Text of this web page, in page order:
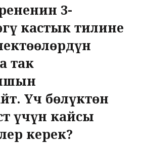
3-
кастык тилине
так
Үч бөлүктөн
үчүн кайсы
керек?